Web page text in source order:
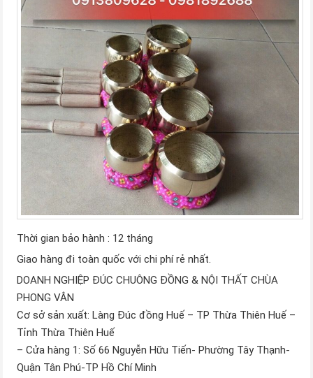
Thời gian bảo hành : 12 tháng
Giao hàng đi toàn quốc với chi phí rẻ nhất.
DOANH NGHIỆP ĐÚC CHUÔNG ĐỒNG & NỘI THẤT CHÙA
PHONG VÂN
Cơ sở sản xuất: Làng Đúc đồng Huế – TP Thừa Thiên Huế –
Tỉnh Thừa Thiên Huế
– Cửa hàng 1: Số 66 Nguyễn Hữu Tiến- Phường Tây Thạnh-
Quận Tân Phú-TP Hồ Chí Minh